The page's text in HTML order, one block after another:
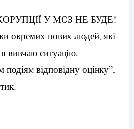
У МОЗ НЕ БУДЕ!
окремих нових людей, які
ситуацію.
відповідну оцінку”,